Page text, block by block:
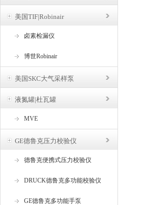
美国TIF|Robinair
卤素检漏仪
博世Robinair
美国SKC大气采样泵
液氮罐|杜瓦罐
MVE
GE德鲁克压力校验仪
德鲁克便携式压力校验仪
DRUCK德鲁克多功能校验仪
GE德鲁克多功能手泵